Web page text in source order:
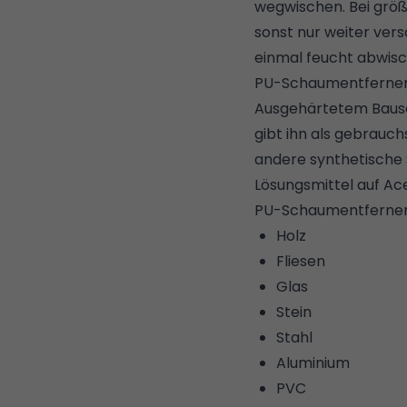
wegwischen. Bei
sonst nur weiter
einmal feucht
PU-
Ausgehärtetem
gibt ihn als
andere synthetische
Lösungsmittel auf
PU-
Holz
Fliesen
Glas
Stein
Stahl
Aluminium
PVC